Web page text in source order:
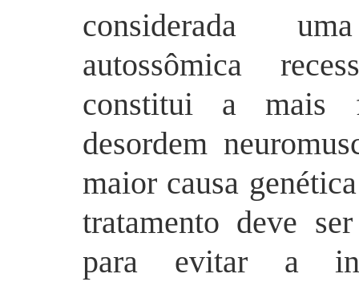
considerada
autossômica
constitui a mais
desordem
maior causa
tratamento deve
para evitar a